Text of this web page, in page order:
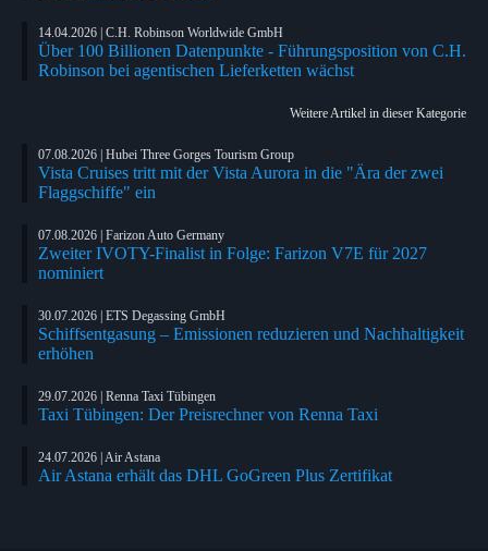
14.04.2026 | C.H. Robinson Worldwide GmbH
Über 100 Billionen Datenpunkte - Führungsposition von C.H.
Robinson bei agentischen Lieferketten wächst
Weitere Artikel in dieser Kategorie
07.08.2026 | Hubei Three Gorges Tourism Group
Vista Cruises tritt mit der Vista Aurora in die "Ära der zwei
Flaggschiffe" ein
07.08.2026 | Farizon Auto Germany
Zweiter IVOTY-Finalist in Folge: Farizon V7E für 2027
nominiert
30.07.2026 | ETS Degassing GmbH
Schiffsentgasung – Emissionen reduzieren und Nachhaltigkeit
erhöhen
29.07.2026 | Renna Taxi Tübingen
Taxi Tübingen: Der Preisrechner von Renna Taxi
24.07.2026 | Air Astana
Air Astana erhält das DHL GoGreen Plus Zertifikat